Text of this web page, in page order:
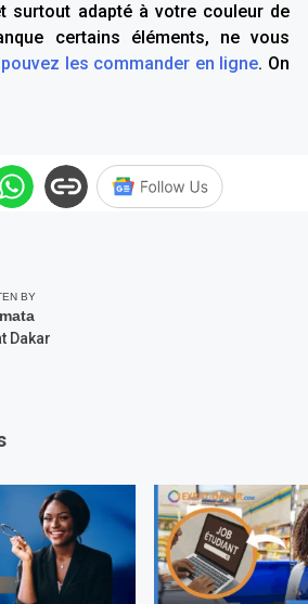
surtout adapté à votre couleur de
certains éléments, ne vous
les commander en ligne. On
BY
Dakar